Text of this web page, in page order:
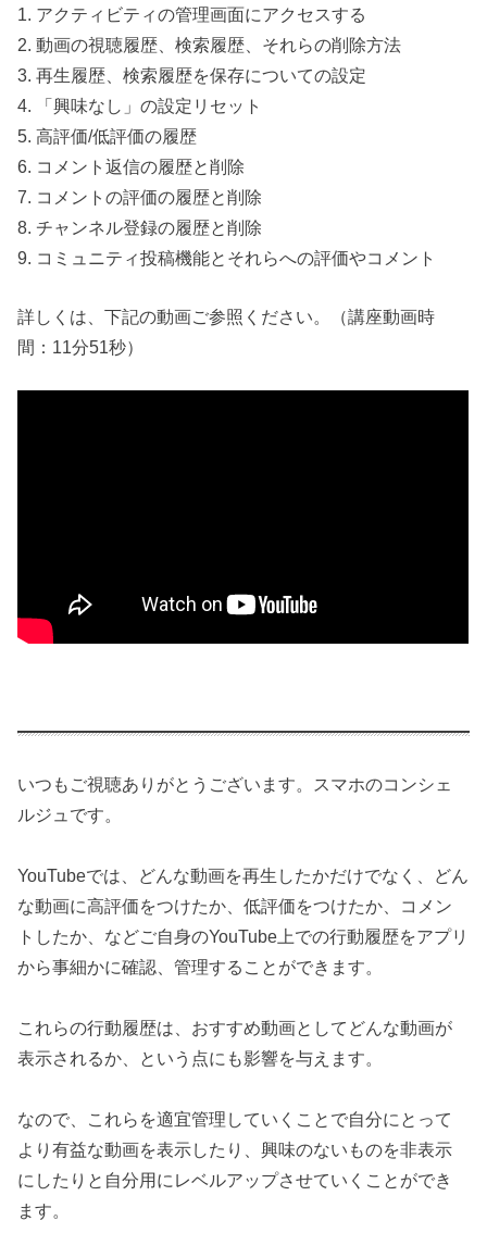
1. アクティビティの管理画面にアクセスする
2. 動画の視聴履歴、検索履歴、それらの削除方法
3. 再生履歴、検索履歴を保存についての設定
4. 「興味なし」の設定リセット
5. 高評価/低評価の履歴
6. コメント返信の履歴と削除
7. コメントの評価の履歴と削除
8. チャンネル登録の履歴と削除
9. コミュニティ投稿機能とそれらへの評価やコメント
詳しくは、下記の動画ご参照ください。（講座動画時
間：11分51秒）
いつもご視聴ありがとうございます。スマホのコンシェ
ルジュです。
YouTubeでは、どんな動画を再生したかだけでなく、どん
な動画に高評価をつけたか、低評価をつけたか、コメン
トしたか、などご自身のYouTube上での行動履歴をアプリ
から事細かに確認、管理することができます。
これらの行動履歴は、おすすめ動画としてどんな動画が
表示されるか、という点にも影響を与えます。
なので、これらを適宜管理していくことで自分にとって
より有益な動画を表示したり、興味のないものを非表示
にしたりと自分用にレベルアップさせていくことができ
ます。